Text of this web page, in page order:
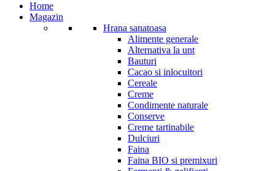
Home
Magazin
Hrana sanatoasa
Alimente generale
Alternativa la unt
Bauturi
Cacao si inlocuitori
Cereale
Creme
Condimente naturale
Conserve
Creme tartinabile
Dulciuri
Faina
Faina BIO si premixuri